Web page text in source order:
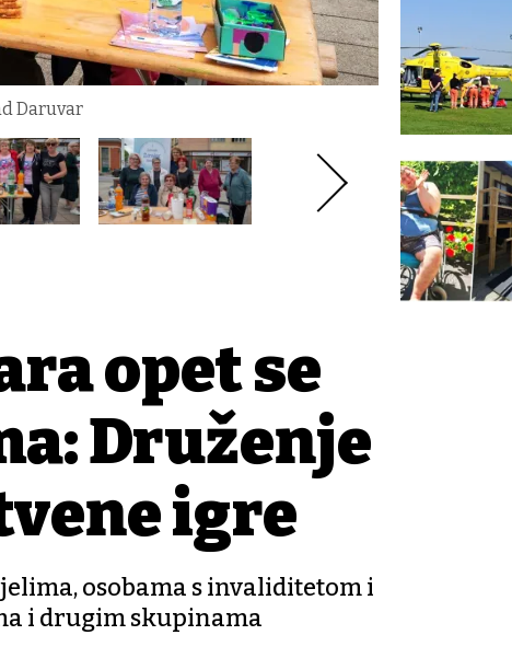
Daruvar
opet se
Druženje
igre
osobama s invaliditetom i
i drugim skupinama